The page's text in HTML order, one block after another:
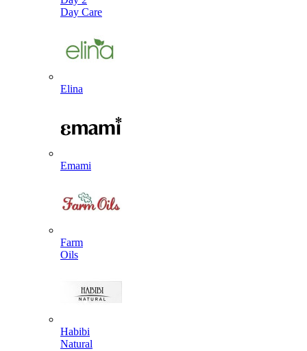
Day Care
Elina
Emami
Farm
Oils
Habibi
Natural